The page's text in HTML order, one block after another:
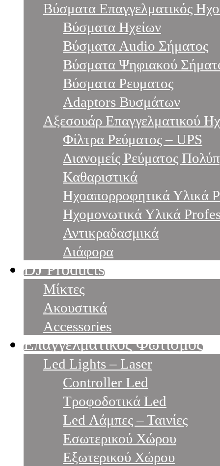
Βύσματα Επαγγελματικός
Βύσματα Ηχείων
Βύσματα Audio Σήματος
Βύσματα Ψηφιακού
Βύσματα Ρευματος
Adaptors Βυσμάτων
Αξεσουάρ Επαγγελματικού
Φίλτρα Ρεύματος – UPS
Διανομείς Ρεύματος
Καθαριστικά
Ηχοαπορροφητικά Υλικά
Ηχομονωτικά Υλικά
Αντικραδασμικά
Διάφορα
DJ Products
Μίκτες
Ακουστικά
Accessories
Επαγγελματικός Φωτισμός
Led Lights – Laser
Controller Led
Τροφοδοτικά Led
Led Λάμπες – Ταινίες
Εσωτερικού Χώρου
Εξωτερικού Χώρου